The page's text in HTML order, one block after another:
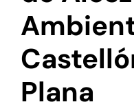
Plana